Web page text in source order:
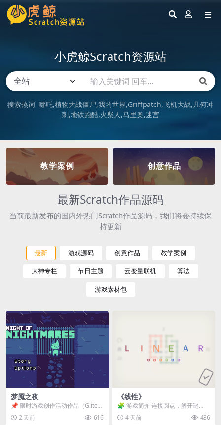
小虎鲸Scratch资源站
搜索热词 哪吒 植物大战僵尸 我的世界 Griffpatch 飞机大战 几何冲
刺 地铁跑酷 火柴人 马里奥 迷宫
教学案例 创意作品
最新Scratch作品源码
当前最新发布的国内外热门Scratch作品源码，我们将会持续保
持更新
最新 游戏源码 创意作品 教学案例
大神专栏 节日主题 云变量联机 算法
游戏素材包
梦魇之夜
📌 限时游戏创作活动作品（Glitch
Game Jam） 📖 故事背景 怪物四...
2 天前 616
《线性》
🧩 游戏简介 连接圆点，解开谜
题。 ⚠️ 重要提示 所有关卡均可通
关，请确保使用...
4 天前 436